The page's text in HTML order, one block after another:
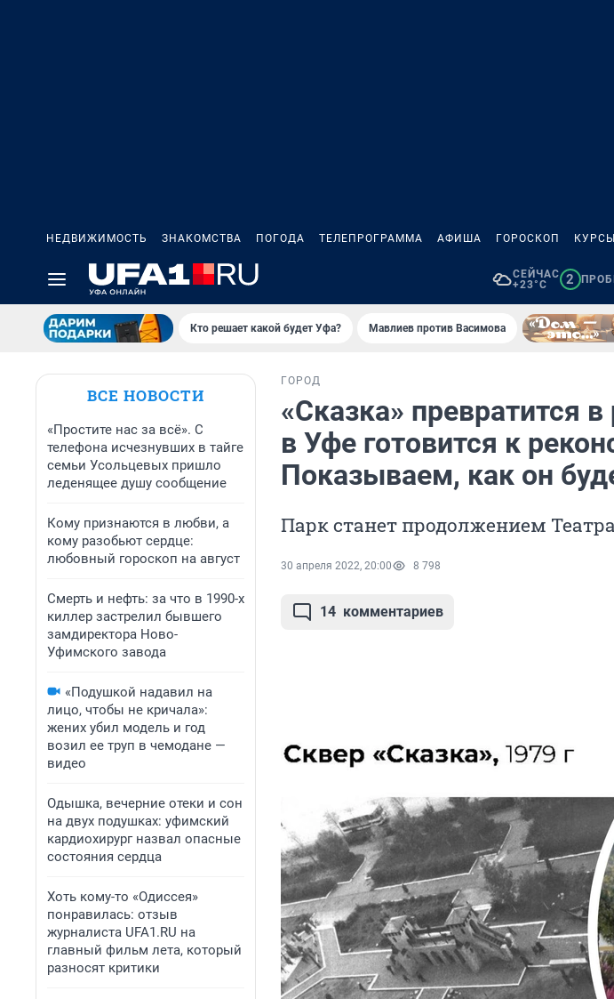
НЕДВИЖИМОСТЬ ЗНАКОМСТВА ПОГОДА ТЕЛЕПРОГРАММА АФИША ГОРОСКОП
СЕЙЧАС
+23°C
2
Кто решает какой будет Уфа? Мавлиев против Васимова
ВСЕ НОВОСТИ
«Простите нас за всё». С
телефона исчезнувших в тайге
семьи Усольцевых пришло
леденящее душу сообщение
Кому признаются в любви, а
кому разобьют сердце:
любовный гороскоп на август
Смерть и нефть: за что в 1990-х
киллер застрелил бывшего
замдиректора Ново-
Уфимского завода
«Подушкой надавил на
лицо, чтобы не кричала»:
жених убил модель и год
возил ее труп в чемодане —
видео
Одышка, вечерние отеки и сон
на двух подушках: уфимский
кардиохирург назвал опасные
состояния сердца
Хоть кому-то «Одиссея»
понравилась: отзыв
журналиста UFA1.RU на
главный фильм лета, который
разносят критики
ГОРОД
«Сказка» превратится
в Уфе готовится к
Показываем, как он
Парк станет продолжением
30 апреля 2022, 20:00 8 798
14 комментариев